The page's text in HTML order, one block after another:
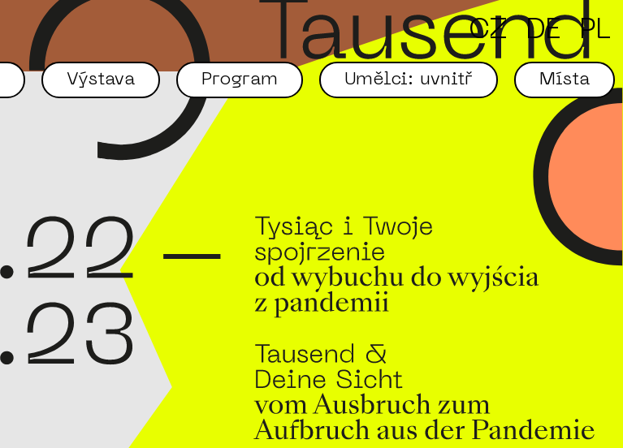
CZ DE PL
Výstava Program Umělci: uvnitř Místa